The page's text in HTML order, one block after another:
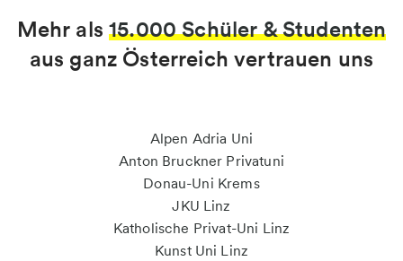
Mehr als15.000 Schüler & Studenten
aus ganz Österreich vertrauen uns
Alpen Adria Uni
Anton Bruckner Privatuni
Donau-Uni Krems
JKU Linz
Katholische Privat-Uni Linz
Kunst Uni Linz